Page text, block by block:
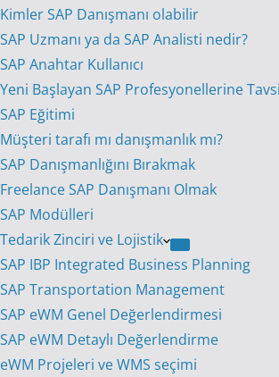
Kimler SAP Danışmanı olabilir
SAP Uzmanı ya da SAP Analisti nedir?
SAP Anahtar Kullanıcı
Yeni Başlayan SAP Profesyonellerine
SAP Eğitimi
Müşteri tarafı mı danışmanlık mı?
SAP Danışmanlığını Bırakmak
Freelance SAP Danışmanı Olmak
SAP Modülleri
Tedarik Zinciri ve Lojistik
SAP IBP Integrated Business Planning
SAP Transportation Management
SAP eWM Genel Değerlendirmesi
SAP eWM Detaylı Değerlendirme
eWM Projeleri ve WMS seçimi